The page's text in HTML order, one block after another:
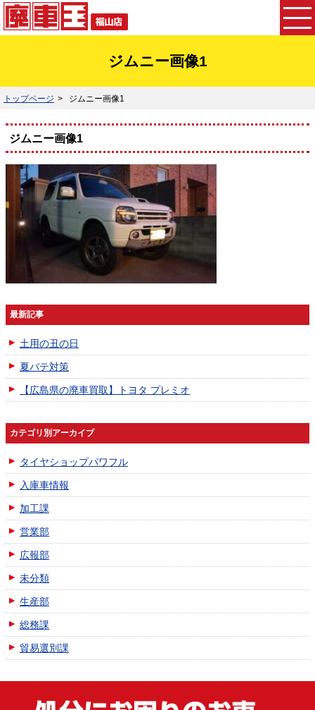
ジムニー画像1
トップページ ジムニー画像1
ジムニー画像1
最新記事
土用の丑の日
夏バテ対策
【広島県の廃車買取】トヨタ プレミオ
カテゴリ別アーカイブ
タイヤショップパワフル
入庫車情報
加工課
営業部
広報部
未分類
生産部
総務課
貿易選別課